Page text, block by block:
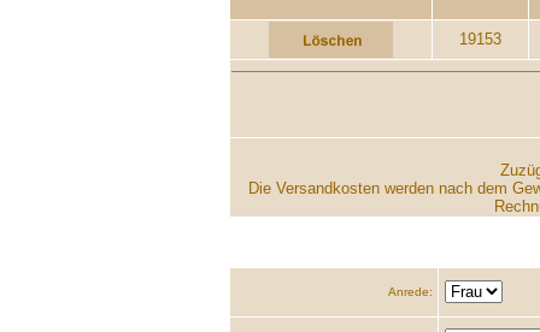
19153
Die Versandkosten werden nach dem
Anrede: